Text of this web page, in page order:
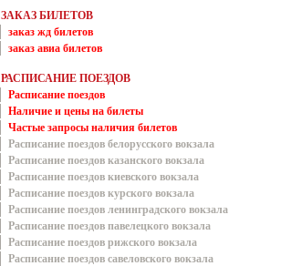
ЗАКАЗ БИЛЕТОВ
заказ жд билетов
заказ авиа билетов
РАСПИСАНИЕ ПОЕЗДОВ
Расписание поездов
Наличие и цены на билеты
Частые запросы наличия билетов
Расписание поездов белорусского вокзала
Расписание поездов казанского вокзала
Расписание поездов киевского вокзала
Расписание поездов курского вокзала
Расписание поездов ленинградского вокзала
Расписание поездов павелецкого вокзала
Расписание поездов рижского вокзала
Расписание поездов савеловского вокзала